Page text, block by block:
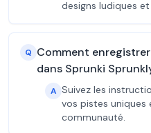
designs ludiques
Q Comment
dans Sprunki
A Suivez les
vos pistes uniques
communauté.